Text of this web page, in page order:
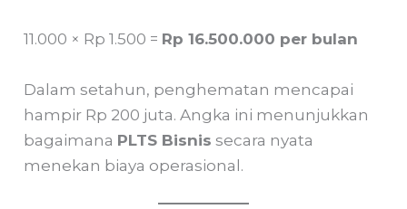
11.000 × Rp 1.500 = Rp 16.500.000 per bulan
Dalam setahun, penghematan mencapai
hampir Rp 200 juta. Angka ini menunjukkan
bagaimana PLTS Bisnis secara nyata
menekan biaya operasional.